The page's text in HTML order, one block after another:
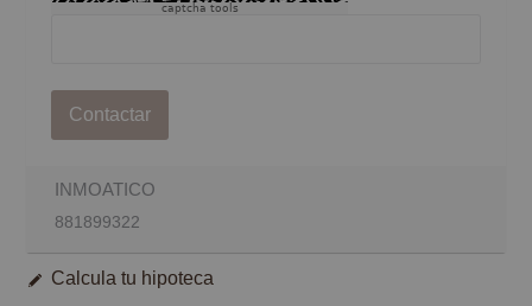
captcha tools
Contactar
INMOATICO
881899322
Calcula tu hipoteca